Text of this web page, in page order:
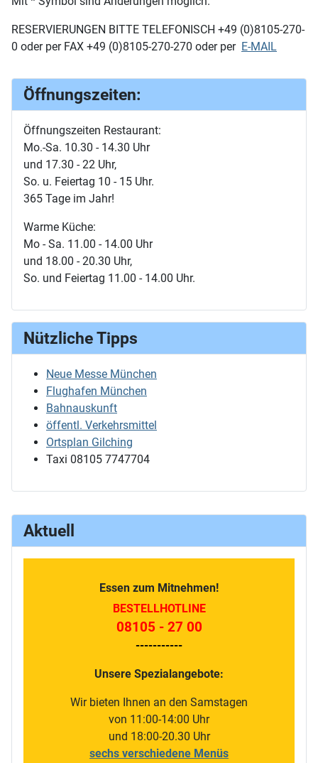
Aktuell
Essen zum Mitnehmen!
BESTELLHOTLINE
08105 - 27 00
-----------
Unsere Spezialangebote:
Wir bieten Ihnen an den Samstagen
von 11:00-14:00 Uhr
und 18:00-20.30 Uhr
sechs verschiedene Menüs
RESERVIERUNGEN BITTE TELEFONISCH +49 (0)8105-270-
0 oder per FAX +49 (0)8105-270-270 oder per E-MAIL
Öffnungszeiten:
Öffnungszeiten Restaurant:
Mo.-Sa. 10.30 - 14.30 Uhr
und 17.30 - 22 Uhr,
So. u. Feiertag 10 - 15 Uhr.
365 Tage im Jahr!
Warme Küche:
Mo - Sa. 11.00 - 14.00 Uhr
und 18.00 - 20.30 Uhr,
So. und Feiertag 11.00 - 14.00 Uhr.
Nützliche Tipps
Neue Messe München
Flughafen München
Bahnauskunft
öffentl. Verkehrsmittel
Ortsplan Gilching
Taxi 08105 7747704